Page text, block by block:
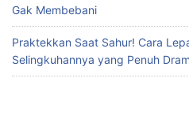
Gak Membebani
Praktekkan Saat Sahur! Cara
Selingkuhannya yang Penuh